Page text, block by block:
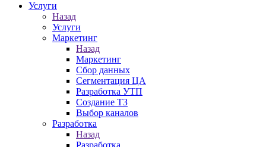
Услуги
Назад
Услуги
Маркетинг
Назад
Маркетинг
Сбор данных
Сегментация ЦА
Разработка УТП
Создание ТЗ
Выбор каналов
Разработка
Назад
Разработка